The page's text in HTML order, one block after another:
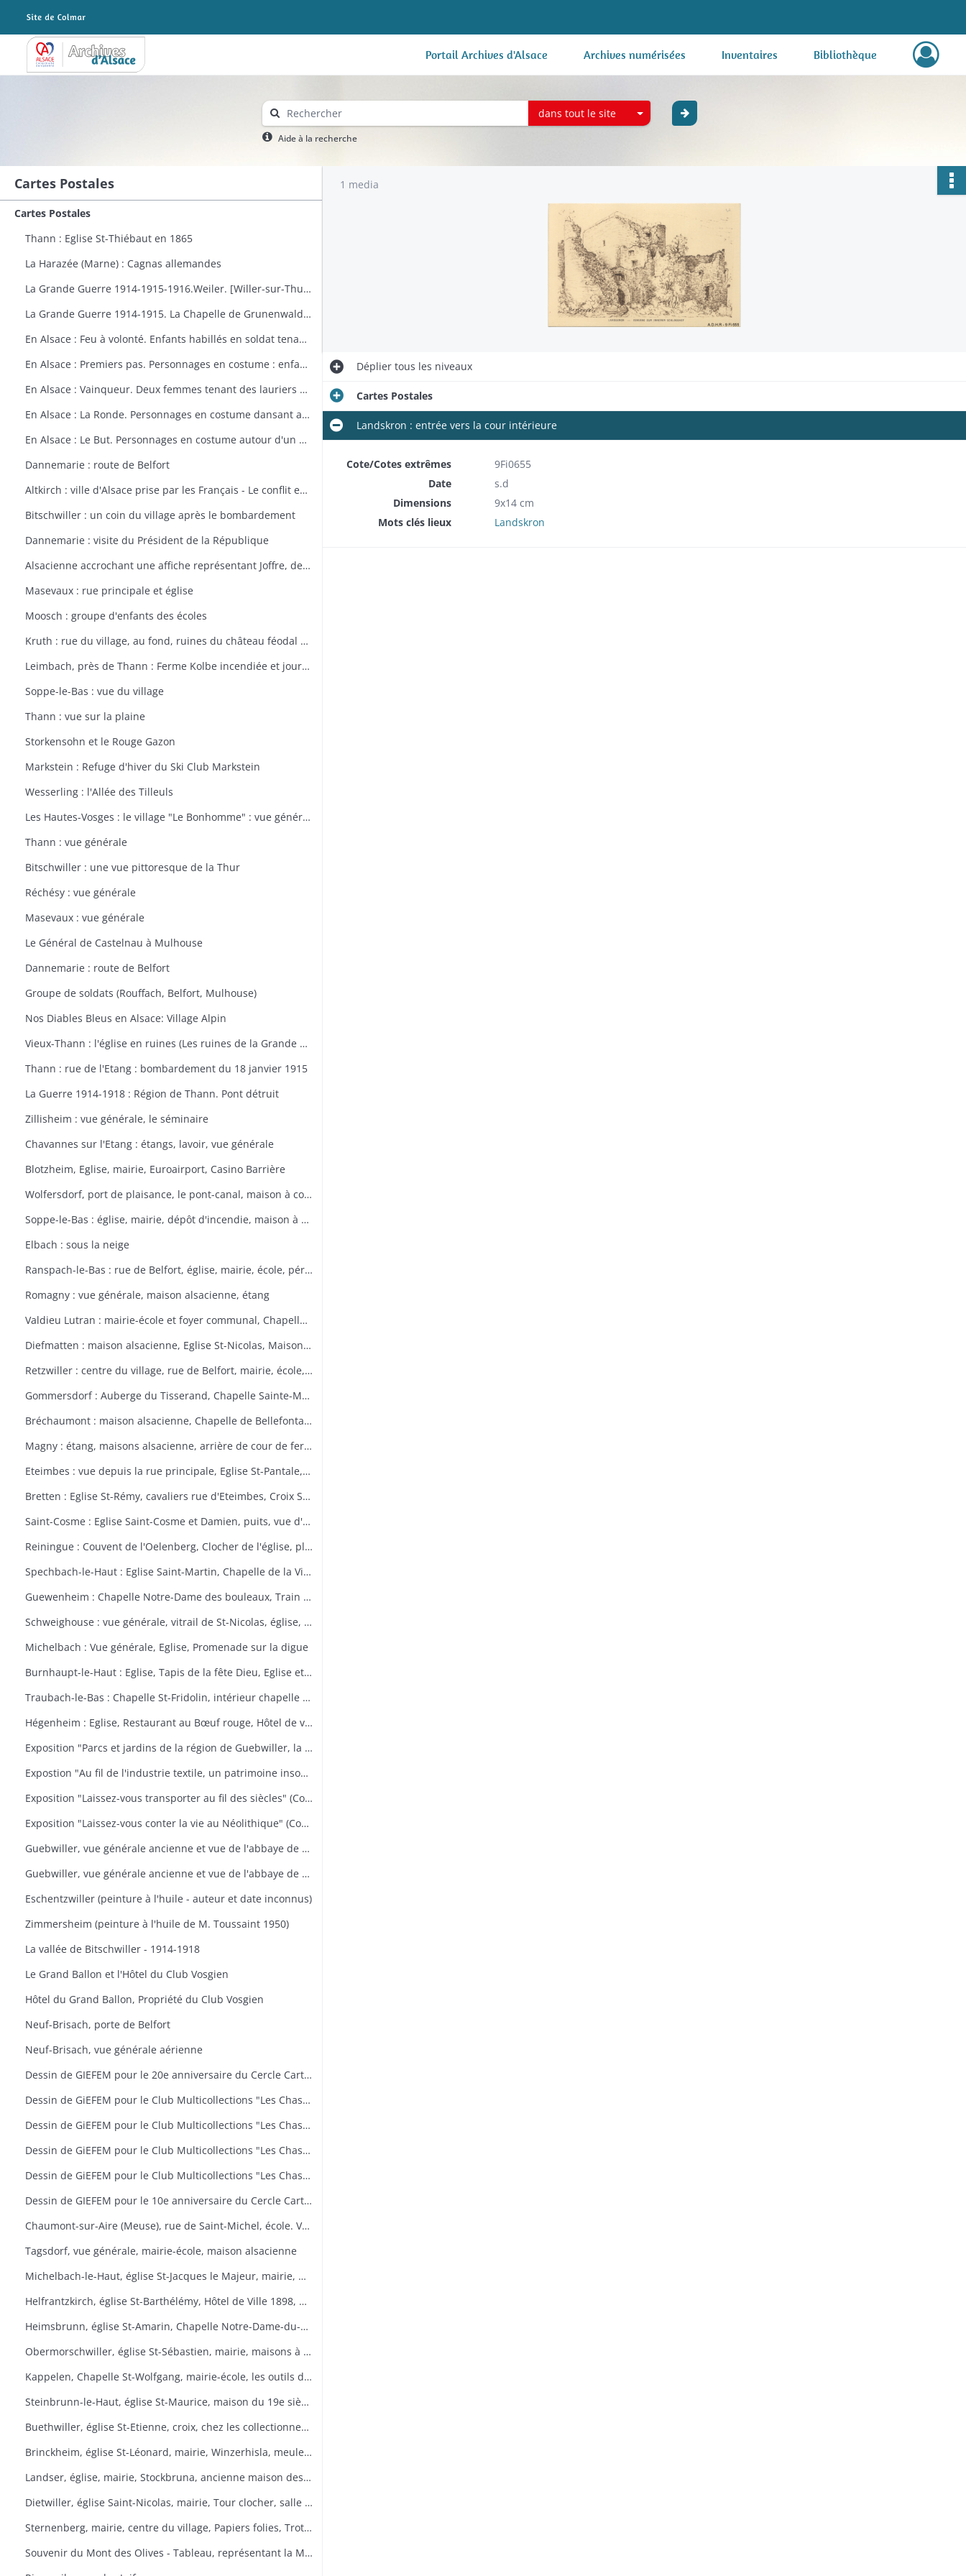
Archives Alsace - Colmar Portail Archives d'Alsace Archives numérisées Inventaires Bibliothèque
dans tout le site
Aide à la recherche
Cartes Postales
Cartes Postales
Thann : Eglise St-Thiébaut en 1865
La Harazée (Marne) : Cagnas allemandes
La Grande Guerre 1914-1915-1916.Weiler. [Willer-sur-Thur] : vue générale
La Grande Guerre 1914-1915. La Chapelle de Grunenwald près de Uderdersept habillés en soldat tenant un fusil. Dessin par Delalain.
En Alsace : Feu à volonté. Enfants habillés en soldat tenant un fusil. Dessin par Delalain.
En Alsace : Premiers pas. Personnages en costume : enfant allant vers le drapeau français. Dessin par Delalain.
En Alsace : Vainqueur. Deux femmes tenant des lauriers et un homme en costume. Dessin par Delalain.
En Alsace : La Ronde. Personnages en costume dansant autour du drapeau français. Dessin par Delalain.
En Alsace : Le But. Personnages en costume autour d'un drapeau français. Dessin par Delalain
Dannemarie : route de Belfort
Altkirch : ville d'Alsace prise par les Français - Le conflit européen en 1914
Bitschwiller : un coin du village après le bombardement
Dannemarie : visite du Président de la République
Alsacienne accrochant une affiche représentant Joffre, dessin de Th. CROY
Masevaux : rue principale et église
Moosch : groupe d'enfants des écoles
Kruth : rue du village, au fond, ruines du château féodal de Wildenstein
Leimbach, près de Thann : Ferme Kolbe incendiée et journellement bombardée avec les dépendances en ruines
Soppe-le-Bas : vue du village
Thann : vue sur la plaine
Storkensohn et le Rouge Gazon
Markstein : Refuge d'hiver du Ski Club Markstein
Wesserling : l'Allée des Tilleuls
Les Hautes-Vosges : le village "Le Bonhomme" : vue générale
Thann : vue générale
Bitschwiller : une vue pittoresque de la Thur
Réchésy : vue générale
Masevaux : vue générale
Le Général de Castelnau à Mulhouse
Dannemarie : route de Belfort
Groupe de soldats (Rouffach, Belfort, Mulhouse)
Nos Diables Bleus en Alsace: Village Alpin
Vieux-Thann : l'église en ruines (Les ruines de la Grande Guerre)
Thann : rue de l'Etang : bombardement du 18 janvier 1915
La Guerre 1914-1918 : Région de Thann. Pont détruit
Zillisheim : vue générale, le séminaire
Chavannes sur l'Etang : étangs, lavoir, vue générale
Blotzheim, Eglise, mairie, Euroairport, Casino Barrière
Wolfersdorf, port de plaisance, le pont-canal, maison à colombages
Soppe-le-Bas : église, mairie, dépôt d'incendie, maison à colombages
Elbach : sous la neige
Ranspach-le-Bas : rue de Belfort, église, mairie, école, périscolaire, platanes plantés sous Napoléon
Romagny : vue générale, maison alsacienne, étang
Valdieu Lutran : mairie-école et foyer communal, Chapelle Notre Dame de la Pitié, calvaire, échelle d'écluses sens Valdieu-Retzwiller
Diefmatten : maison alsacienne, Eglise St-Nicolas, Maison natale Barthélémy Gross
Retzwiller : centre du village, rue de Belfort, mairie, école, décors floraux
Gommersdorf : Auberge du Tisserand, Chapelle Sainte-Marguerite, Calvaire rue des Tilleuls
Bréchaumont : maison alsacienne, Chapelle de Bellefontaine, rue de l'église, M.A.R.P.A. (Maison d'accueil rurale pour personne âgées)
Magny : étang, maisons alsacienne, arrière de cour de ferme
Eteimbes : vue depuis la rue principale, Eglise St-Pantale, maison alsacienne
Bretten : Eglise St-Rémy, cavaliers rue d'Eteimbes, Croix St-Eloi
Saint-Cosme : Eglise Saint-Cosme et Damien, puits, vue d'ensemble, ancien presbytère, mairie
Reiningue : Couvent de l'Oelenberg, Clocher de l'église, plan d'eau, cour de ferme
Spechbach-le-Haut : Eglise Saint-Martin, Chapelle de la Vierge, Christ du dimanche des rameaux sur l'âne, Vierge de la Pitié
Guewenheim : Chapelle Notre-Dame des bouleaux, Train de la Doller, lavoir, pierre borne, mur cimetière, Calvaire 1857 avec décorations florales
Schweighouse : vue générale, vitrail de St-Nicolas, église, la Doller
Michelbach : Vue générale, Eglise, Promenade sur la digue
Burnhaupt-le-Haut : Eglise, Tapis de la fête Dieu, Eglise et école, Office de la fête Dieu
Traubach-le-Bas : Chapelle St-Fridolin, intérieur chapelle et tableau, Ecole, rue principale
Hégenheim : Eglise, Restaurant au Bœuf rouge, Hôtel de ville, décors floraux
Exposition "Parcs et jardins de la région de Guebwiller, la culture d'un patrimoine florissant" (Communauté de Communes de la Région de Guebwiller, du 15 octobre 2010 au 31 janvier 2011)
Expostion "Au fil de l'industrie textile, un patrimoine insoupçonné" (Communauté de Communes de la Région de Guebwiller, du 11 septembre au 30 octobre 2009)
Exposition "Laissez-vous transporter au fil des siècles" (Communauté de Communes de la Région de Guebwiller, du 26 octobre 2012 au 19 janvier 2013)
Exposition "Laissez-vous conter la vie au Néolithique" (Communauté de Communes de la Région de Guebwiller, du 14 octobre 2011 au 26 janvier 2012)
Guebwiller, vue générale ancienne et vue de l'abbaye de Murbach.
Guebwiller, vue générale ancienne et vue de l'abbaye de Murbach.
Eschentzwiller (peinture à l'huile - auteur et date inconnus)
Zimmersheim (peinture à l'huile de M. Toussaint 1950)
La vallée de Bitschwiller - 1914-1918
Le Grand Ballon et l'Hôtel du Club Vosgien
Hôtel du Grand Ballon, Propriété du Club Vosgien
Neuf-Brisach, porte de Belfort
Neuf-Brisach, vue générale aérienne
Dessin de GIEFEM pour le 20e anniversaire du Cercle Cartophile de Thann et de la Vallée de la Thur. 25-26 novembre 2006. carte n° 17
Dessin de GiEFEM pour le Club Multicollections "Les Chasseurs d'Images", Mulhouse. Carte n° 19 : "50 ans de carnaval à Mulhouse
Dessin de GiEFEM pour le Club Multicollections "Les Chasseurs d'Images", Mulhouse. Carte n° 20 : "L'univers de Tintin
Dessin de GiEFEM pour le Club Multicollections "Les Chasseurs d'Images", Mulhouse. Carte n° 17 : "Nounours a Cent ans
Dessin de GiEFEM pour le Club Multicollections "Les Chasseurs d'Images". Mulhouse. Carte n° 15
Dessin de GIEFEM pour le 10e anniversaire du Cercle Cartophile de Thann et de la Vallée de la Thur. Novembre 1997
Chaumont-sur-Aire (Meuse), rue de Saint-Michel, école. Vue d'une carte postale pour l'exposition de cartes postales anciennes (11 octobre 2009)
Tagsdorf, vue générale, mairie-école, maison alsacienne
Michelbach-le-Haut, église St-Jacques le Majeur, mairie, maison 1832, fontaine, fête du pain
Helfrantzkirch, église St-Barthélémy, Hôtel de Ville 1898, maison alsacienne
Heimsbrunn, église St-Amarin, Chapelle Notre-Dame-du-Chêne, Maison Ste-Anne, mairie
Obermorschwiller, église St-Sébastien, mairie, maisons à colombages
Kappelen, Chapelle St-Wolfgang, mairie-école, les outils d'antan, chez le collectionneur de tracteurs
Steinbrunn-le-Haut, église St-Maurice, maison du 19e siècle, vue générale
Buethwiller, église St-Etienne, croix, chez les collectionneurs
Brinckheim, église St-Léonard, mairie, Winzerhisla, meule 1597, moulin
Landser, église, mairie, Stockbruna, ancienne maison des sœurs, Monastère St-Alphonse
Dietwiller, église Saint-Nicolas, mairie, Tour clocher, salle des fêtes
Sternenberg, mairie, centre du village, Papiers folies, Trotta Hisla
Souvenir du Mont des Olives - Tableau, représentant la Mort, à l'entrée du dortoir peint par Père M. Joseph (Baron de Géramb, général autrichien, mort en 1848 comme procurateur des Trappistes).
1 media
Dépliertous les niveaux
Cartes Postales
Landskron : entrée vers la cour intérieure
Cote/Cotes extrêmes
9Fi0655
Date
s.d
Dimensions
9x14 cm
Mots clés lieux
Landskron